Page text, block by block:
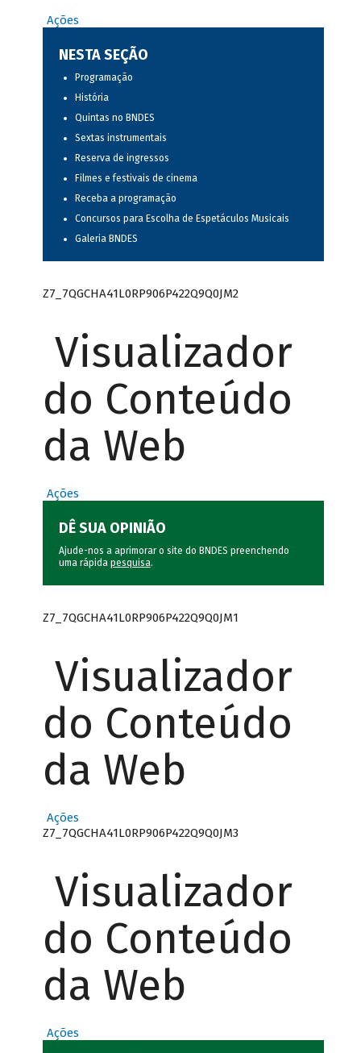
Ações
NESTA SEÇÃO
Programação
História
Quintas no BNDES
Sextas instrumentais
Reserva de ingressos
Filmes e festivais de cinema
Receba a programação
Concursos para Escolha de Espetáculos Musicais
Galeria BNDES
Z7_7QGCHA41L0RP906P422Q9Q0JM2
Visualizador
do Conteúdo
da Web
Ações
DÊ SUA OPINIÃO
Ajude-nos a aprimorar o site do BNDES preenchendo
uma rápida pesquisa.
Z7_7QGCHA41L0RP906P422Q9Q0JM1
Visualizador
do Conteúdo
da Web
Ações
Z7_7QGCHA41L0RP906P422Q9Q0JM3
Visualizador
do Conteúdo
da Web
Ações